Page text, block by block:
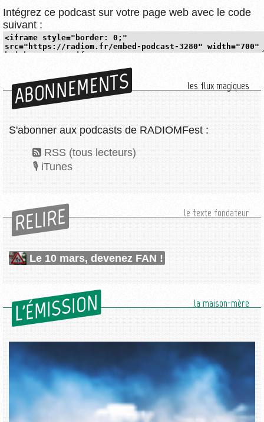
Intégrez ce podcast sur votre page web avec le code
suivant :
ABONNEMENTS les flux magiques
S'abonner aux podcasts de RADIOMFest :
RSS (tous lecteurs)
iTunes
RELIRE le texte fondateur
Le 10 mars, devenez FAN !
L'ÉMISSION la maison-mère